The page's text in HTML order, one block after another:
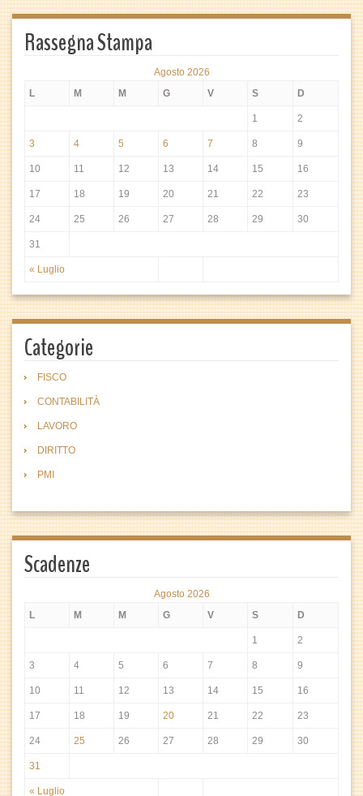
Rassegna Stampa
Agosto 2026
L
M M G V S D
« Luglio
1 2
3 4 5 6 7 8 9
10 11 12 13 14 15 16
17 18 19 20 21 22 23
24 25 26 27 28 29 30
31
Categorie
FISCO
CONTABILITÀ
LAVORO
DIRITTO
PMI
Scadenze
Agosto 2026
L
M M G V S D
« Luglio
1 2
3 4 5 6 7 8 9
10 11 12 13 14 15 16
17 18 19 20 21 22 23
24 25 26 27 28 29 30
31